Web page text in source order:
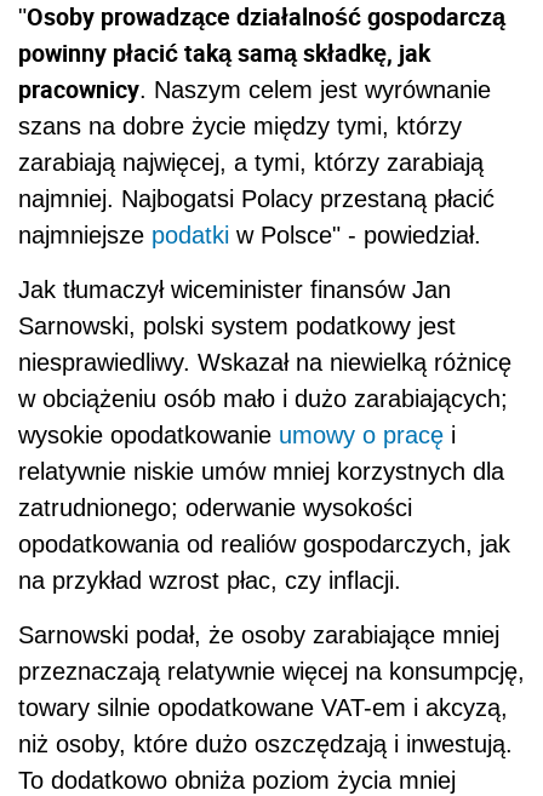
"Osoby prowadzące działalność gospodarczą
powinny płacić taką samą składkę, jak
pracownicy. Naszym celem jest wyrównanie
szans na dobre życie między tymi, którzy
zarabiają najwięcej, a tymi, którzy zarabiają
najmniej. Najbogatsi Polacy przestaną płacić
najmniejsze podatki w Polsce" - powiedział.
Jak tłumaczył wiceminister finansów Jan
Sarnowski, polski system podatkowy jest
niesprawiedliwy. Wskazał na niewielką różnicę
w obciążeniu osób mało i dużo zarabiających;
wysokie opodatkowanie umowy o pracę i
relatywnie niskie umów mniej korzystnych dla
zatrudnionego; oderwanie wysokości
opodatkowania od realiów gospodarczych, jak
na przykład wzrost płac, czy inflacji.
Sarnowski podał, że osoby zarabiające mniej
przeznaczają relatywnie więcej na konsumpcję,
towary silnie opodatkowane VAT-em i akcyzą,
niż osoby, które dużo oszczędzają i inwestują.
To dodatkowo obniża poziom życia mniej